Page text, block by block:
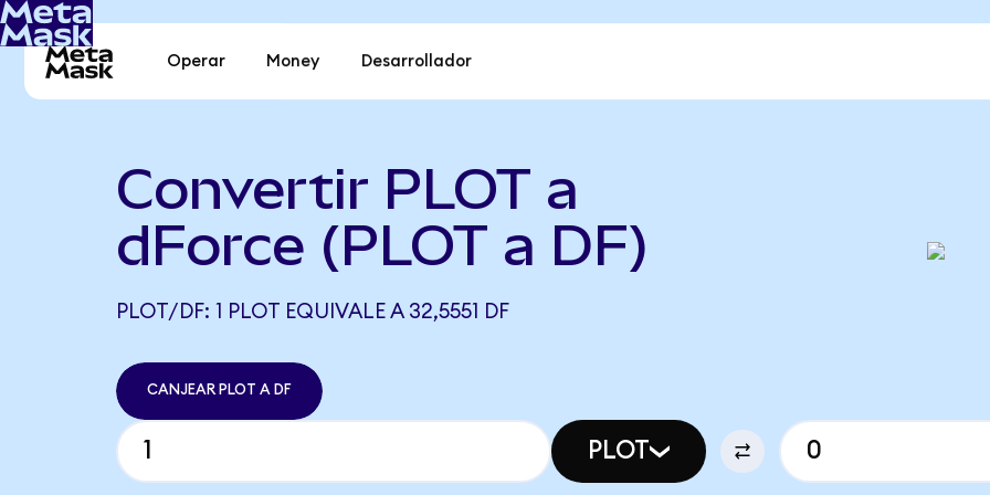
Operar Money Desarrollador
Convertir PLOT a
dForce (PLOT a DF)
PLOT/DF: 1 PLOT EQUIVALE A 32,5551 DF
CANJEAR PLOT A DF
PLOT